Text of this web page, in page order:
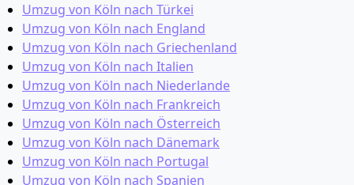
Umzug von Köln nach Türkei
Umzug von Köln nach England
Umzug von Köln nach Griechenland
Umzug von Köln nach Italien
Umzug von Köln nach Niederlande
Umzug von Köln nach Frankreich
Umzug von Köln nach Österreich
Umzug von Köln nach Dänemark
Umzug von Köln nach Portugal
Umzug von Köln nach Spanien